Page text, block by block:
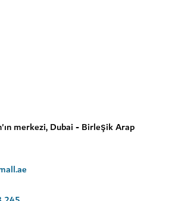
merkezi, Dubai - Birleşik Arap